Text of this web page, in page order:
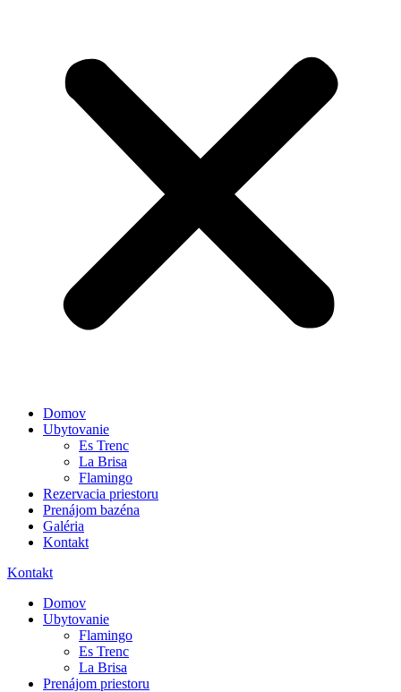
Domov
Ubytovanie
Es Trenc
La Brisa
Flamingo
Rezervacia priestoru
Prenájom bazéna
Galéria
Kontakt
Kontakt
Domov
Ubytovanie
Flamingo
Es Trenc
La Brisa
Prenájom priestoru